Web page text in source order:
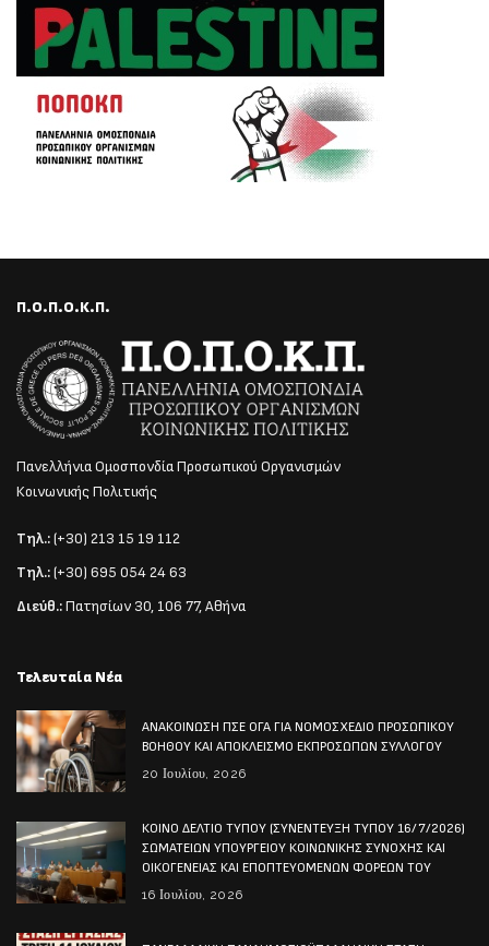
Π.Ο.Π.Ο.Κ.Π.
Πανελλήνια Ομοσπονδία Προσωπικού Οργανισμών
Κοινωνικής Πολιτικής
Τηλ.:(+30) 213 15 19 112
Τηλ.:(+30) 695 054 24 63
Διεύθ.:Πατησίων 30, 106 77, Αθήνα
Τελευταία Νέα
ΑΝΑΚΟΙΝΩΣΗ ΠΣΕ ΟΓΑ ΓΙΑ ΝΟΜΟΣΧΕΔΙΟ ΠΡΟΣΩΠΙΚΟΥ
ΒΟΗΘΟΥ ΚΑΙ ΑΠΟΚΛΕΙΣΜΟ ΕΚΠΡΟΣΩΠΩΝ ΣΥΛΛΟΓΟΥ
20 Ιουλίου, 2026
ΚΟΙΝΟ ΔΕΛΤΙΟ ΤΥΠΟΥ (ΣΥΝΕΝΤΕΥΞΗ ΤΥΠΟΥ 16/7/2026)
ΣΩΜΑΤΕΙΩΝ ΥΠΟΥΡΓΕΙΟΥ ΚΟΙΝΩΝΙΚΗΣ ΣΥΝΟΧΗΣ ΚΑΙ
ΟΙΚΟΓΕΝΕΙΑΣ ΚΑΙ ΕΠΟΠΤΕΥΟΜΕΝΩΝ ΦΟΡΕΩΝ ΤΟΥ
16 Ιουλίου, 2026